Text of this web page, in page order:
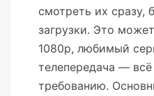
смотреть их сразу,
загрузки. Это
1080p, любимый
телепередача —
требованию.